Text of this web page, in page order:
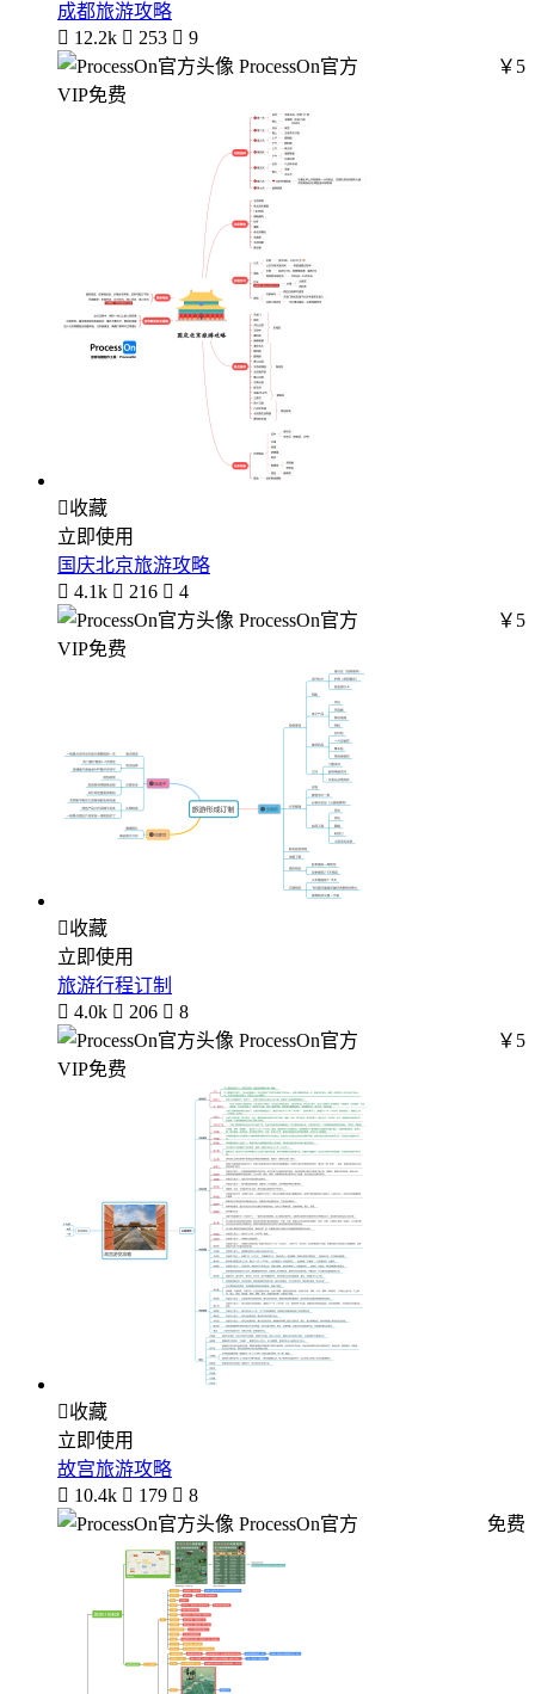
成都旅游攻略
 12.2k  253  9
ProcessOn官方
￥5
VIP免费
收藏
立即使用
国庆北京旅游攻略
 4.1k  216  4
ProcessOn官方
￥5
VIP免费
收藏
立即使用
旅游行程订制
 4.0k  206  8
ProcessOn官方
￥5
VIP免费
收藏
立即使用
故宫旅游攻略
 10.4k  179  8
ProcessOn官方
免费